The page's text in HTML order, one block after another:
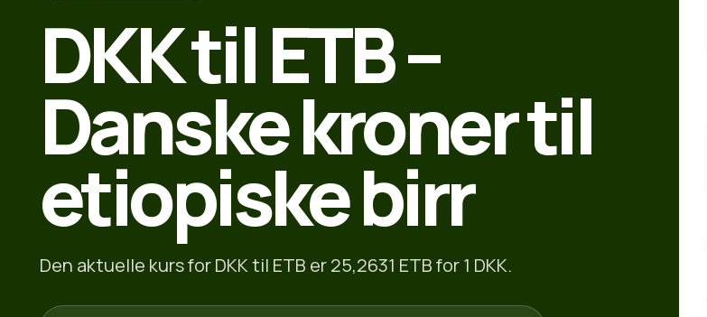
DKK til ETB –
Danske kroner til
etiopiske birr
Den aktuelle kurs for DKK til ETB er 25,2631 ETB for 1 DKK.